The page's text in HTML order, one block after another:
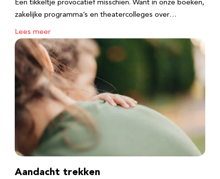
Een tikkeltje provocatief misschien. Want in onze boeken,
zakelijke programma’s en theatercolleges over…
Lees meer
Aandacht trekken